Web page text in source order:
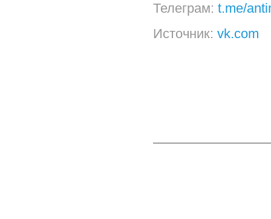
Телеграм: t.me/
Источник: vk.com